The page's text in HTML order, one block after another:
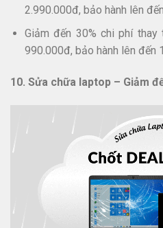
2.990.000đ, bảo hành lên
Giảm đến 30% chi phí
990.000đ, bảo hành lên đến
10. Sửa chữa laptop – Giảm